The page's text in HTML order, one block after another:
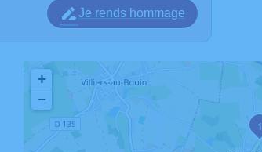
Je rends hommage
1
+
−